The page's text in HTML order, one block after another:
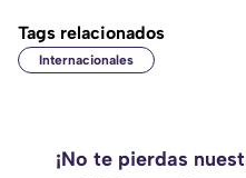
Tags relacionados
Internacionales
¡No te pierdas